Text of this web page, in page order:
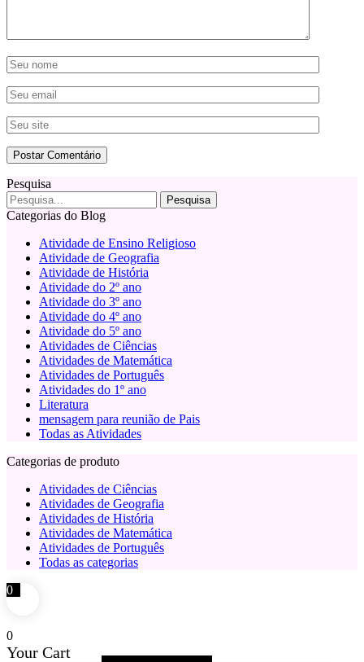
Pesquisa
Categorias do Blog
Atividade de Ensino Religioso
Atividade de Geografia
Atividade de História
Atividade do 2º ano
Atividade do 3º ano
Atividade do 4º ano
Atividade do 5º ano
Atividades de Ciências
Atividades de Matemática
Atividades de Português
Atividades do 1º ano
Literatura
mensagem para reunião de Pais
Todas as Atividades
Categorias de produto
Atividades de Ciências
Atividades de Geografia
Atividades de História
Atividades de Matemática
Atividades de Português
Todas as categorias
0
0
Your Cart